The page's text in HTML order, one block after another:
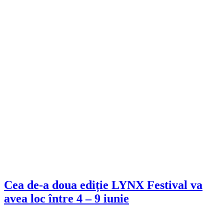
Cea de-a doua ediție LYNX Festival va
avea loc între 4 – 9 iunie